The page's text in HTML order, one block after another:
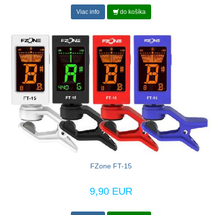
Viac info do košíka
FZone FT-15
9,90 EUR